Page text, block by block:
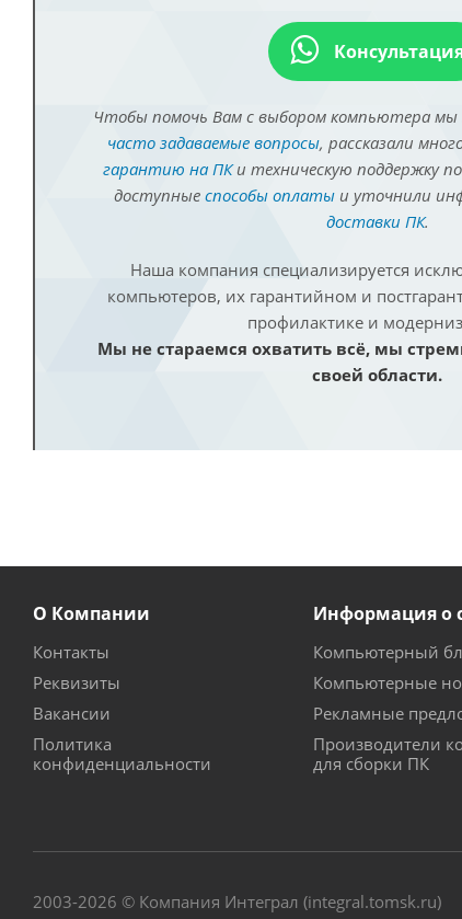
Чтобы помочь Вам с выбором компьютера мы
часто задаваемые вопросы, рассказали
гарантию на ПКи техническую поддержку
доступные способы оплатыи уточнили
доставки ПК.
Наша компания специализируется
компьютеров, их гарантийном и
профилактике и
Мы не стараемся охватить всё, мы
своей области.
О Компании
Контакты
Реквизиты
Вакансии
Политика
конфиденциальности
Информация о
Компьютерный
Компьютерные
Рекламные
Производители
для сборки ПК
2003-2026 © Компания Интеграл (integral.tomsk.ru)